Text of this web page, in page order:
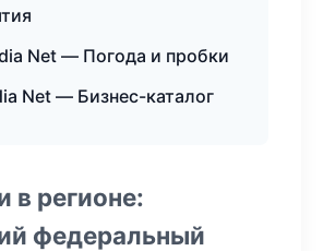
Net — Погода и пробки
Net — Бизнес-каталог
в регионе:
федеральный